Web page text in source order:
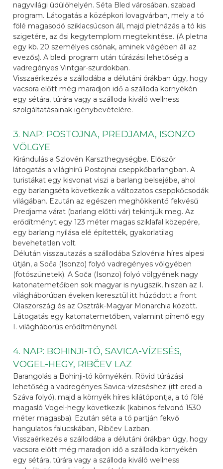
nagyvilági üdülőhelyén. Séta Bled városában, szabad
program. Látogatás a középkori lovagvárban, mely a tó
fölé magasodó sziklacsúcson áll, majd pletnázás a tó kis
szigetére, az ősi kegytemplom megtekintése. (A pletna
egy kb. 20 személyes csónak, aminek végében áll az
evezős). A bledi program után túrázási lehetőség a
vadregényes Vintgar-szurdokban.
Visszaérkezés a szállodába a délutáni órákban úgy, hogy
vacsora előtt még maradjon idő a szálloda környékén
egy sétára, túrára vagy a szálloda kiváló wellness
szolgáltatásainak igénybevételére.
3. NAP: POSTOJNA, PREDJAMA, ISONZO
VÖLGYE
Kirándulás a Szlovén Karszthegységbe. Először
látogatás a világhírű Postojnai cseppkőbarlangban. A
turistákat egy kisvonat viszi a barlang belsejébe, ahol
egy barlangséta következik a változatos cseppkőcsodák
világában. Ezután az egészen meghökkentő fekvésű
Predjama várat (barlang előtti vár) tekintjük meg. Az
erődítményt egy 123 méter magas sziklafal közepére,
egy barlang nyílása elé építették, gyakorlatilag
bevehetetlen volt.
Délután visszautazás a szállodába Szlovénia híres alpesi
útján, a Soča (Isonzo) folyó vadregényes völgyében
(fotószünetek). A Soča (Isonzo) folyó völgyének nagy
katonatemetőiben sok magyar is nyugszik, hiszen az I.
világháborúban éveken keresztül itt húzódott a front
Olaszország és az Osztrák-Magyar Monarchia között.
Látogatás egy katonatemetőben, valamint pihenő egy
I. világháborús erődítménynél.
4. NAP: BOHINJI-TÓ, SAVICA-VÍZESÉS,
VOGEL-HEGY, RIBČEV LAZ
Barangolás a Bohinji-tó környékén. Rövid túrázási
lehetőség a vadregényes Savica-vízeséshez (itt ered a
Száva folyó), majd a környék híres kilátópontja, a tó fölé
magasló Vogel-hegy következik (kabinos felvonó 1530
méter magasba). Ezután séta a tó partján fekvő
hangulatos falucskában, Ribčev Lazban.
Visszaérkezés a szállodába a délutáni órákban úgy, hogy
vacsora előtt még maradjon idő a szálloda környékén
egy sétára, túrára vagy a szálloda kiváló wellness